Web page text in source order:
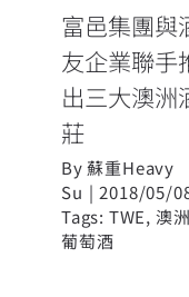
富邑集團與
友企業聯手
出三大澳洲
莊
By蘇重Heavy
Su | 2018/05/
Tags: TWE, 澳洲
葡萄酒